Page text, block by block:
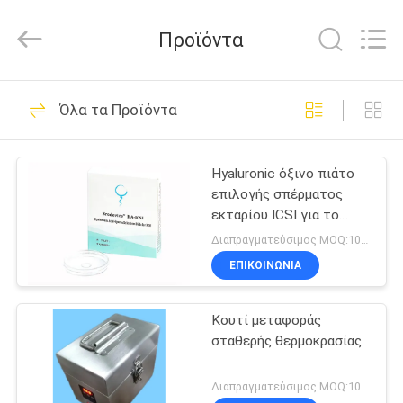
ΣΠΊΤΙ
ΠΡΟΪΌΝΤΑ
ΠΕΡΊΠΟΥ
ΕΜΕΊΣ
ΓΎΡΟΣ
ΕΡΓΟΣΤΑΣΊΩΝ
Science
Technology
Rights
Σετ Δοκιμασίας
Ανδρικής
Γονιμότητας
38
Κίτ δοκιμής
κατακερματισμού
15
Προϊόντα
Όλα τα Προϊόντα
Hyaluronic όξινο πιάτο
επιλογής σπέρματος
εκταρίου ICSI για το
επίλεκτο σπέρμα ICSI
Διαπραγματεύσιμος MOQ:10 τεμ.
ΕΠΙΚΟΙΝΩΝΊΑ
Κουτί μεταφοράς
σταθερής θερμοκρασίας